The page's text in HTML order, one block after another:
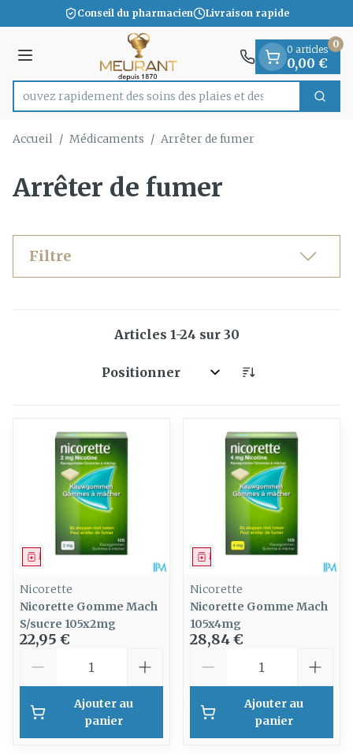
Aller au contenu
1 de 1
Conseil du pharmacien Livraison rapide
Menu
Rechercherdes soins des plaies et des bandages
0 articles
0,00 €
0
Accueil / Médicaments / Arrêter de fumer
Arrêter de fumer
Filtre
Articles 1-24 sur 30
Trier par:
Médicament
Nicorette
Nicorette Gomme Mach
S/sucre 105x2mg
22,95 €
Ajouter au
panier
Médicament
Nicorette
Nicorette Gomme Mach
105x4mg
28,84 €
Ajouter au
panier